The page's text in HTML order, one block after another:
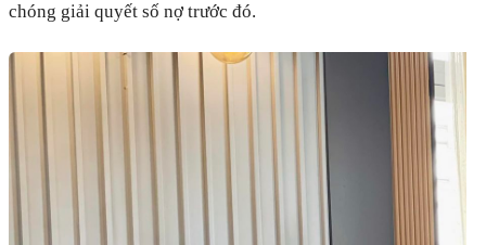
chóng giải quyết số nợ trước đó.